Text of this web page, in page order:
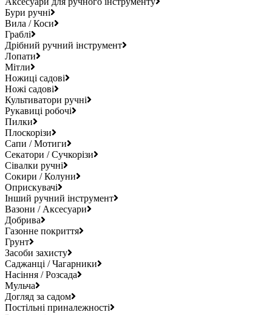
Бури ручні
Вила / Коси
Граблі
Дрібний ручний інструмент
Лопати
Мітли
Ножиці садові
Ножі садові
Культиватори ручні
Рукавиці робочі
Пилки
Плоскорізи
Сапи / Мотиги
Секатори / Сучкорізи
Сівалки ручні
Сокири / Колуни
Оприскувачі
Інший ручний інструмент
Вазони / Аксесуари
Добрива
Газонне покриття
Грунт
Засоби захисту
Саджанці / Чагарники
Насіння / Розсада
Мульча
Догляд за садом
Постільні приналежності